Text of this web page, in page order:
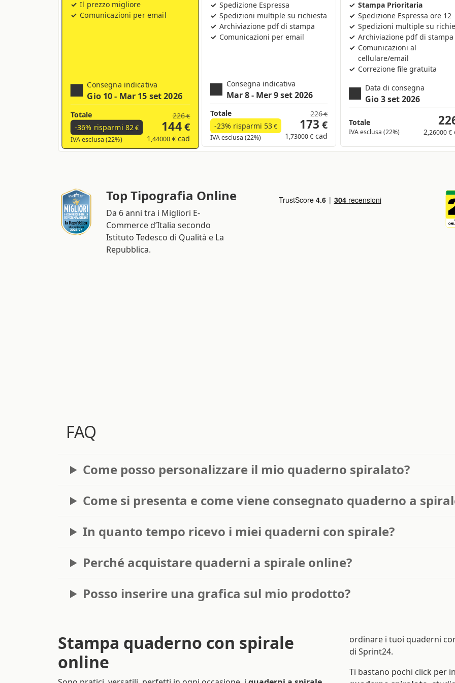
Il prezzo migliore
Comunicazioni per email
Consegna indicativa
Gio 10 - Mar 15 set 2026
Totale
-36% risparmi 82€
IVA esclusa (22%)
226€
144€
1 ,44000 €cad
Spedizione Espressa
Spedizioni multiple su richiesta
Archiviazione pdf di stampa
Comunicazioni per email
Consegna indicativa
Mar 8 - Mer 9 set 2026
Totale
-23% risparmi 53€
IVA esclusa (22%)
226€
173 €
1 ,73000 € cad
Stampa Prioritaria
Spedizione Espressa ore 12
Spedizioni multiple su
Archiviazione pdf di stampa
Comunicazioni al
cellulare/email
Correzione file gratuita
Data di consegna
Gio 3 set 2026
Totale
IVA esclusa (22%) 2,26000 €
Top Tipografia Online
Da 6 anni tra i Migliori E-
Commerce d’Italia secondo
Istituto Tedesco di Qualità e La
Repubblica.
FAQ
Come posso personalizzare il mio quaderno spiralato?
Come si presenta e come viene consegnato quaderno a
In quanto tempo ricevo i miei quaderni con spirale?
Perché acquistare quaderni a spirale online?
Posso inserire una grafica sul mio prodotto?
Stampa quaderno con spirale
online
ordinare i tuoi quaderni
di Sprint24.
Ti bastano pochi click per